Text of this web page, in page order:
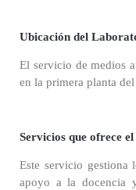
Ubicación del
El servicio de medios
en la primera planta
Servicios que ofrece
Este servicio gestiona
apoyo a la docencia